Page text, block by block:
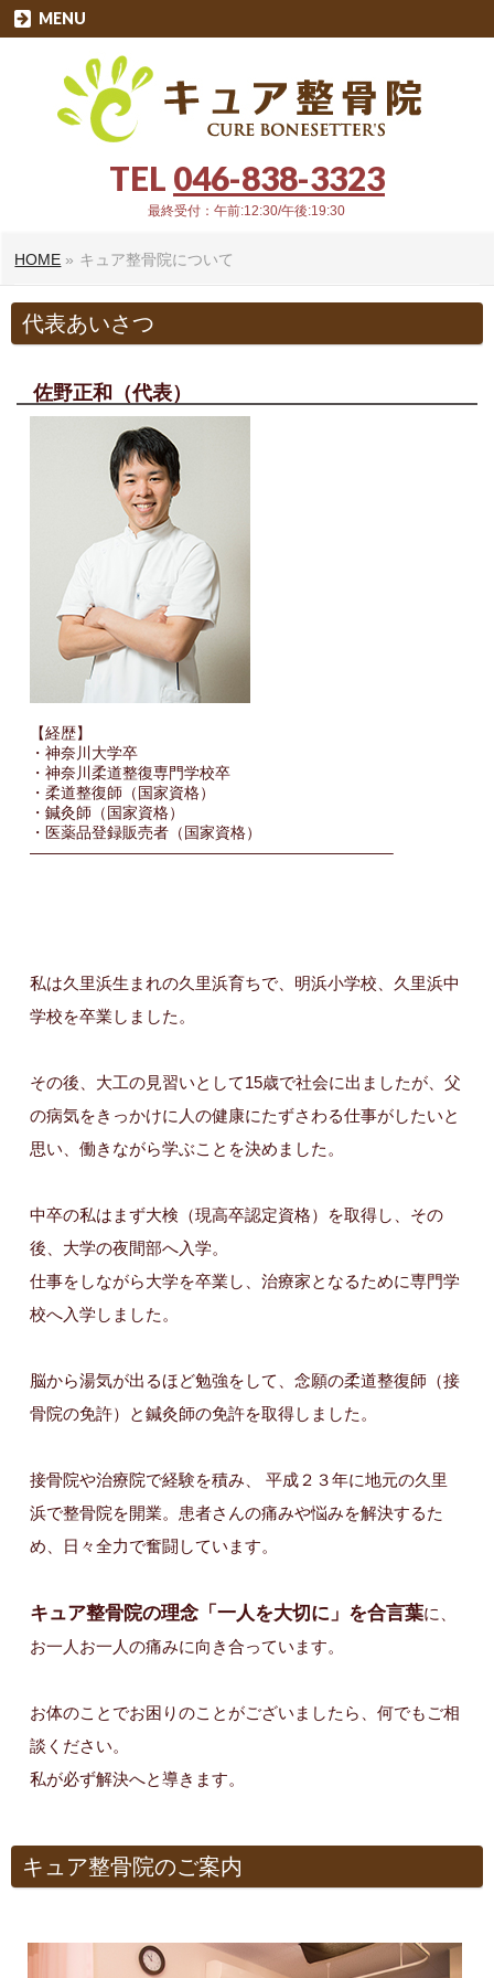
TEL 046-838-3323
最終受付：午前:12:30/午後:19:30
MENU
HOME » キュア整骨院について
代表あいさつ
佐野正和（代表）
【経歴】
・神奈川大学卒
・神奈川柔道整復専門学校卒
・柔道整復師（国家資格）
・鍼灸師（国家資格）
・医薬品登録販売者（国家資格）
———————————————————————–
私は久里浜生まれの久里浜育ちで、明浜小学校、久里浜中
学校を卒業しました。
その後、大工の見習いとして15歳で社会に出ましたが、父
の病気をきっかけに人の健康にたずさわる仕事がしたいと
思い、働きながら学ぶことを決めました。
中卒の私はまず大検（現高卒認定資格）を取得し、その
後、大学の夜間部へ入学。
仕事をしながら大学を卒業し、治療家となるために専門学
校へ入学しました。
脳から湯気が出るほど勉強をして、念願の柔道整復師（接
骨院の免許）と鍼灸師の免許を取得しました。
接骨院や治療院で経験を積み、 平成２３年に地元の久里
浜で整骨院を開業。患者さんの痛みや悩みを解決するた
め、日々全力で奮闘しています。
キュア整骨院の理念「一人を大切に」を合言葉に、
お一人お一人の痛みに向き合っています。
お体のことでお困りのことがございましたら、何でもご相
談ください。
私が必ず解決へと導きます。
キュア整骨院のご案内